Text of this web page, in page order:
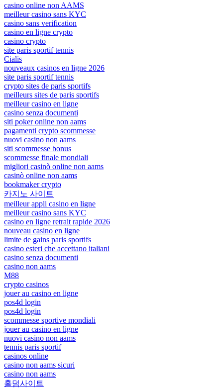
casino online non AAMS
meilleur casino sans KYC
casino sans verification
casino en ligne crypto
casino crypto
site paris sportif tennis
Cialis
nouveaux casinos en ligne 2026
site paris sportif tennis
crypto sites de paris sportifs
meilleurs sites de paris sportifs
meilleur casino en ligne
casino senza documenti
siti poker online non aams
pagamenti crypto scommesse
nuovi casino non aams
siti scommesse bonus
scommesse finale mondiali
migliori casinò online non aams
casinò online non aams
bookmaker crypto
카지노 사이트
meilleur appli casino en ligne
meilleur casino sans KYC
casino en ligne retrait rapide 2026
nouveau casino en ligne
limite de gains paris sportifs
casino esteri che accettano italiani
casino senza documenti
casino non aams
M88
crypto casinos
jouer au casino en ligne
pos4d login
pos4d login
scommesse sportive mondiali
jouer au casino en ligne
nuovi casino non aams
tennis paris sportif
casinos online
casino non aams sicuri
casino non aams
홀덤사이트